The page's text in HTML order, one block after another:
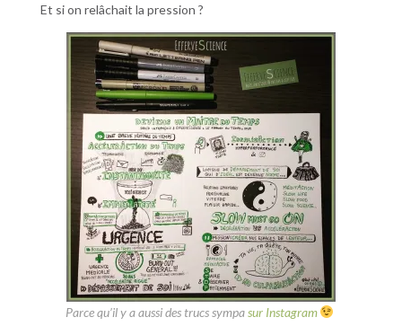
Et si on relâchait la pression ?
Parce qu’il y a aussi des trucs sympasur Instagram